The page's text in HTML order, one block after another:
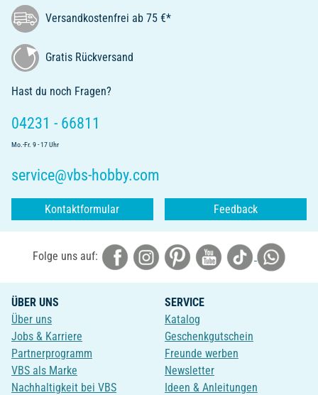
Versandkostenfrei ab 75 €*
Gratis Rückversand
Hast du noch Fragen?
04231 - 66811
Mo.-Fr. 9 - 17 Uhr
service@vbs-hobby.com
Kontaktformular Feedback
Folge uns auf:
ÜBER UNS
Über uns
Jobs & Karriere
Partnerprogramm
VBS als Marke
Nachhaltigkeit bei VBS
SERVICE
Katalog
Geschenkgutschein
Freunde werben
Newsletter
Ideen & Anleitungen